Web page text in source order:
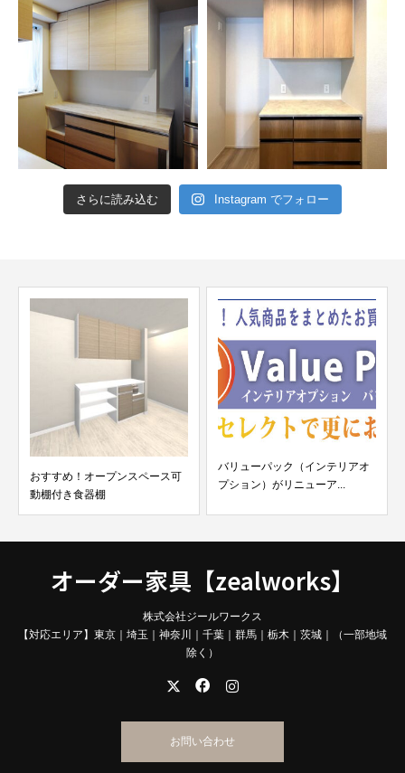
さらに読み込む Instagram でフォロー
おすすめ！オープンスペース可
動棚付き食器棚
バリューパック（インテリアオ
プション）がリニューア...
オーダー家具【zealworks】
株式会社ジールワークス
【対応エリア】東京｜埼玉｜神奈川｜千葉｜群馬｜栃木｜茨城｜（一部地域
除く）
お問い合わせ